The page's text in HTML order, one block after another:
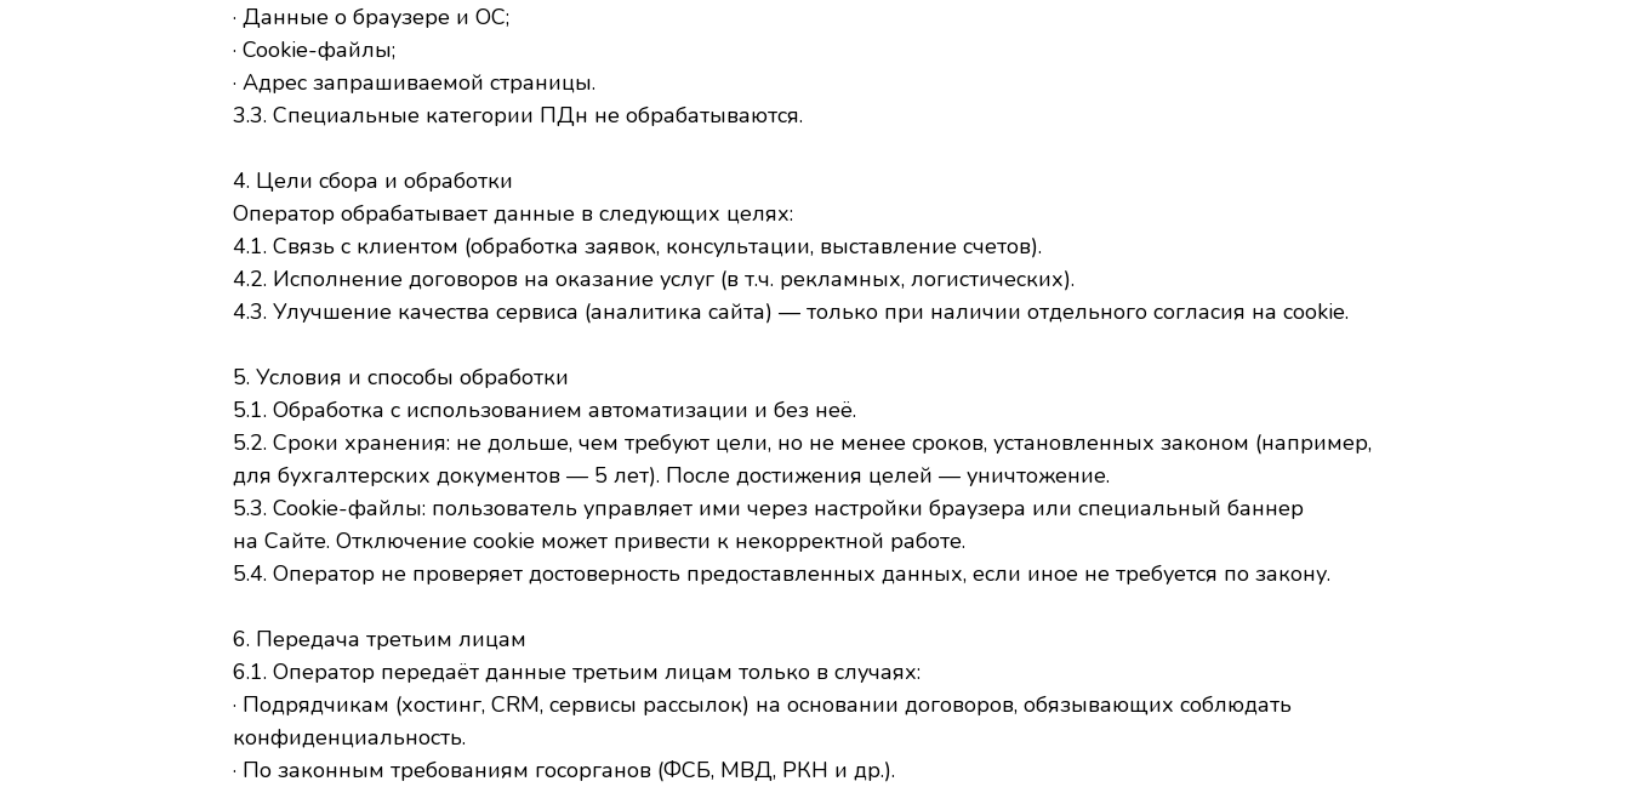
· Данные о браузере и ОС;
· Cookie-файлы;
· Адрес запрашиваемой страницы.
3.3. Специальные категории ПДн не обрабатываются.
4. Цели сбора и обработки
Оператор обрабатывает данные в следующих целях:
4.1. Связь с клиентом (обработка заявок, консультации, выставление счетов).
4.2. Исполнение договоров на оказание услуг (в т.ч. рекламных, логистических).
4.3. Улучшение качества сервиса (аналитика сайта) — только при наличии отдельного согласия на cookie.
5. Условия и способы обработки
5.1. Обработка с использованием автоматизации и без неё.
5.2. Сроки хранения: не дольше, чем требуют цели, но не менее сроков, установленных законом (например,
для бухгалтерских документов — 5 лет). После достижения целей — уничтожение.
5.3. Cookie-файлы: пользователь управляет ими через настройки браузера или специальный баннер
на Сайте. Отключение cookie может привести к некорректной работе.
5.4. Оператор не проверяет достоверность предоставленных данных, если иное не требуется по закону.
6. Передача третьим лицам
6.1. Оператор передаёт данные третьим лицам только в случаях:
· Подрядчикам (хостинг, CRM, сервисы рассылок) на основании договоров, обязывающих соблюдать
конфиденциальность.
· По законным требованиям госорганов (ФСБ, МВД, РКН и др.).